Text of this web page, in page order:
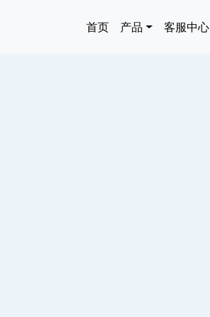
Main navigation
首页 产品 客服中心